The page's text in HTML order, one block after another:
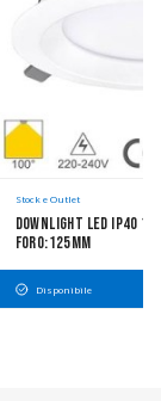
Stock e Outlet
Downlight LED IP40
FORO:125mm
Disponibile